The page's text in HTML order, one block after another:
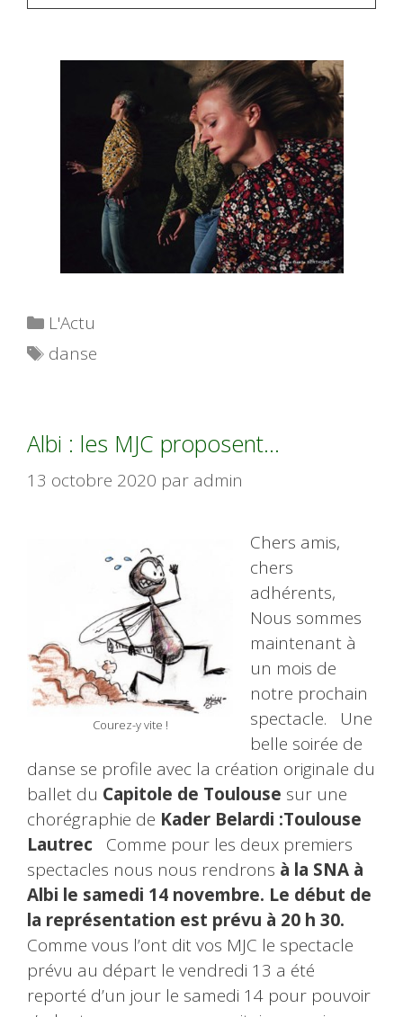
Catégories
L'Actu
Étiquettes
danse
Albi : les MJC proposent…
13 octobre 2020 par admin
Courez-y vite !
Chers amis,
chers
adhérents,
Nous sommes
maintenant à
un mois de
notre prochain
spectacle. Une
belle soirée de
danse se profile avec la création originale du
ballet du Capitole de Toulouse sur une
chorégraphie de Kader Belardi :Toulouse
Lautrec Comme pour les deux premiers
spectacles nous nous rendrons à la SNA à
Albi le samedi 14 novembre. Le début de
la représentation est prévu à 20 h 30.
Comme vous l’ont dit vos MJC le spectacle
prévu au départ le vendredi 13 a été
reporté d’un jour le samedi 14 pour pouvoir